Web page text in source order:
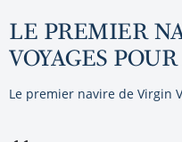
LE PREMIER
VOYAGES
Le premier navire de Virgin